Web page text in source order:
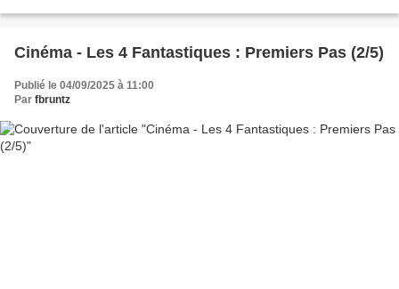
Cinéma - Les 4 Fantastiques : Premiers Pas (2/5)
Publié le 04/09/2025 à 11:00
Par fbruntz